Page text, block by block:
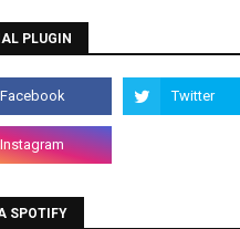
PLUGIN
SPOTIFY